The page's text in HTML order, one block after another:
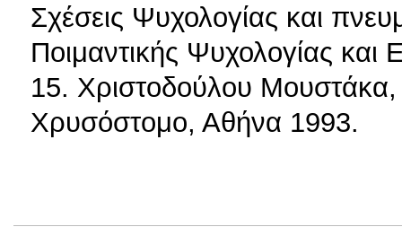
Σχέσεις Ψυχολογίας και
Ποιμαντικής Ψυχολογίας
15. Χριστοδούλου Μουστάκα,
Χρυσόστομο, Αθήνα 1993.